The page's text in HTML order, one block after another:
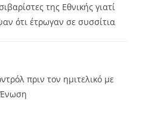
της Εθνικής γιατί
ότι έτρωγαν σε συσσίτια
πριν τον ημιτελικό με